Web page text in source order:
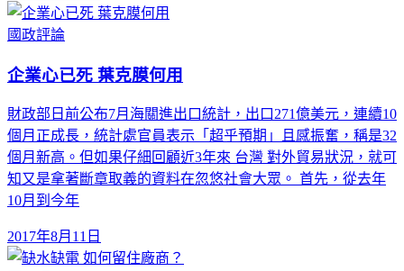
國政評論
企業心已死 葉克膜何用
財政部日前公布7月海關進出口統計，出口271億美元，連續10
個月正成長，統計處官員表示「超乎預期」且感振奮，稱是32
個月新高。但如果仔細回顧近3年來 台灣 對外貿易狀況，就可
知又是拿著斷章取義的資料在忽悠社會大眾。 首先，從去年
10月到今年
2017年8月11日